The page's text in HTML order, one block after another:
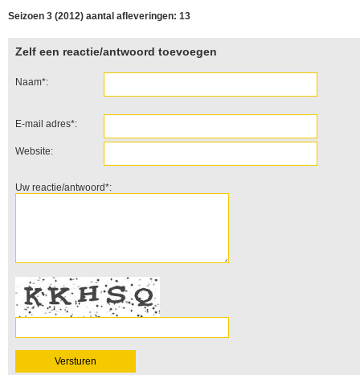
Seizoen 3 (2012) aantal afleveringen: 13
Zelf een reactie/antwoord toevoegen
Naam*:
E-mail adres*:
Website:
Uw reactie/antwoord*: